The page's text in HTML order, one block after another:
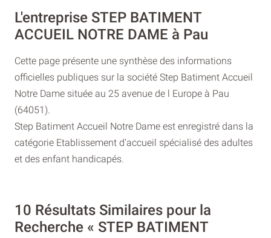
L'entreprise STEP BATIMENT
ACCUEIL NOTRE DAME à Pau
Cette page présente une synthèse des informations
officielles publiques sur la société Step Batiment Accueil
Notre Dame située au 25 avenue de l Europe à Pau
(64051).
Step Batiment Accueil Notre Dame est enregistré dans la
catégorie Etablissement d'accueil spécialisé des adultes
et des enfant handicapés.
10 Résultats Similaires pour la
Recherche « STEP BATIMENT